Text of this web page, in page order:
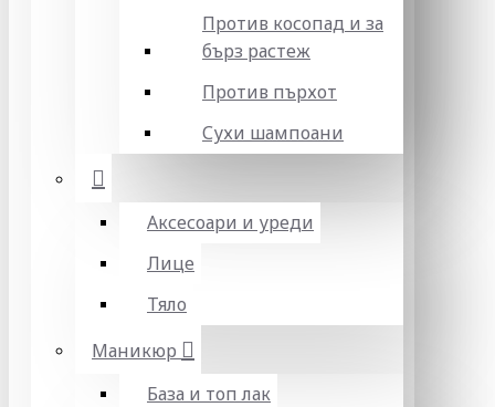
Против косопад и за
бърз растеж
Против пърхот
Сухи шампоани
Аксесоари и уреди
Лице
Тяло
Маникюр
База и топ лак